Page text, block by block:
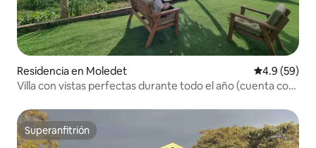
Residencia en Moledet Calificación
4.9 (59)
Villa con vistas perfectas durante todo el año (cuenta con
Superanfitrión
Superanfitrión